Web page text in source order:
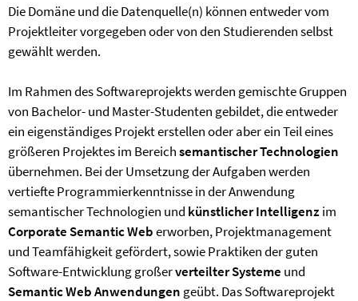
Die Domäne und die Datenquelle(n) können entweder vom
Projektleiter vorgegeben oder von den Studierenden selbst
gewählt werden.
Im Rahmen des Softwareprojekts werden gemischte Gruppen
von Bachelor- und Master-Studenten gebildet, die entweder
ein eigenständiges Projekt erstellen oder aber ein Teil eines
größeren Projektes im Bereichsemantischer Technologien
übernehmen. Bei der Umsetzung der Aufgaben werden
vertiefte Programmierkenntnisse in der Anwendung
semantischer Technologien und künstlicher Intelligenzim
Corporate Semantic Weberworben, Projektmanagement
und Teamfähigkeit gefördert, sowie Praktiken der guten
Software-Entwicklung großerverteilter Systeme und
Semantic Web Anwendungen geübt. Das Softwareprojekt